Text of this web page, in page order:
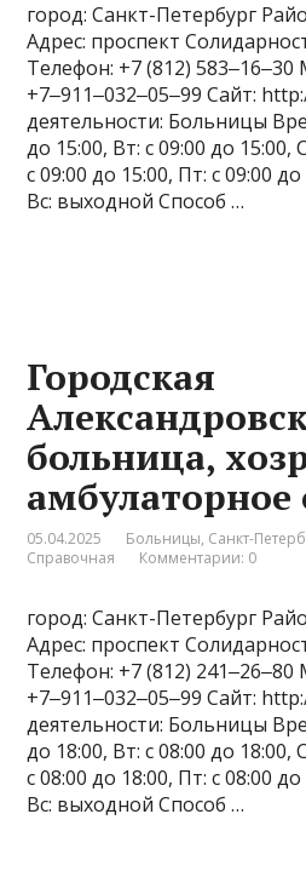
город: Санкт-Петербург
Адрес: проспект
Телефон: +7 (812)
+7‒911‒032‒05‒99 Сайт:
деятельности: Больницы
до 15:00, Вт: с 09:00 до 15:00,
с 09:00 до 15:00, Пт: с 09:00
Вс: выходной Способ …
Городская
больница,
амбулаторное
05.04.2025 Больницы, Санкт-
Справочная
Комментарии: 0
город: Санкт-Петербург
Адрес: проспект
Телефон: +7 (812)
+7‒911‒032‒05‒99 Сайт:
деятельности: Больницы
до 18:00, Вт: с 08:00 до 18:00,
с 08:00 до 18:00, Пт: с 08:00
Вс: выходной Способ …